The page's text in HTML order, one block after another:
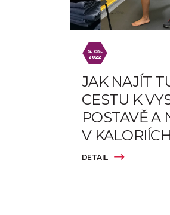
DETAIL
5. 05.
2022
JAK NAJÍT
CESTU K
POSTAVĚ A
V KALORIÍCH